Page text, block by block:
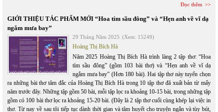
Đọc thêm
GIỚI THIỆU TÁC PHẨM MỚI “Hoa tím sầu đông” và “Hẹn anh về vĩ dạ
ngắm mưa bay”
29 Tháng Năm 2025 (Xem: 15249)
Hoàng Thị Bích Hà
Năm 2025 Hoàng Thị Bích Hà trình làng 2 tập thơ: “Hoa
tím sầu đông” (gồm 103 bài thơ) và “Hẹn anh về vĩ dạ
ngắm mưa bay” (Hơn 180 bài). Hai tập thơ này tuyển chọn
ra những bài thơ tâm đắc của Hoàng Thị Bích Hà trong 10 tập thơ đã xuất bản từ mấy
năm trước đây. Những tập gồm 50 bài, mỗi tập lọc ra khoảng 10-15 bài, trong những tập
gồm có 100 bài thơ lọc ra khoảng 15-20 bài. (Đây là 2 tập thơ cuối cùng khép lại việc in
thơ. Từ nay về sau tôi tiếp tục dành thời gian và tâm huyết cho truyện ngắn và tùy bút,